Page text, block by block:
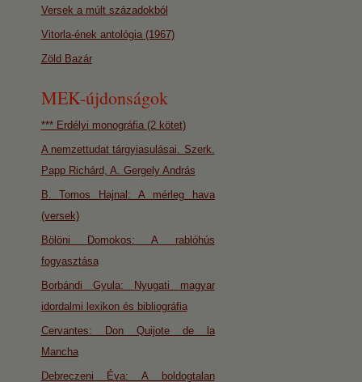
Versek a múlt századokból
Vitorla-ének antológia (1967)
Zöld Bazár
MEK-újdonságok
*** Erdélyi monográfia (2 kötet)
A nemzettudat tárgyiasulásai. Szerk.
Papp Richárd, A. Gergely András
B. Tomos Hajnal: A mérleg hava
(versek)
Bölöni Domokos: A rablóhús
fogyasztása
Borbándi Gyula: Nyugati magyar
idordalmi lexikon és bibliográfia
Cervantes: Don Quijote de la
Mancha
Debreczeni Éva: A boldogtalan